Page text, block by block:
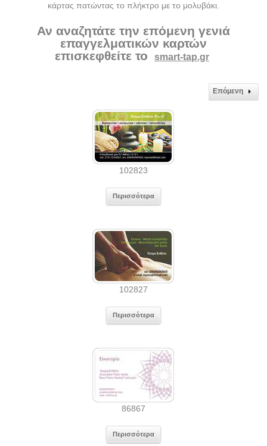
κάρτας πατώντας το πλήκτρο με το μολυβάκι.
Αν αναζητάτε την επόμενη γενιά
επαγγελματικών καρτών
επισκεφθείτε το
smart-tap.gr
Επόμενη
102823
Περισσότερα
102827
Περισσότερα
86867
Περισσότερα